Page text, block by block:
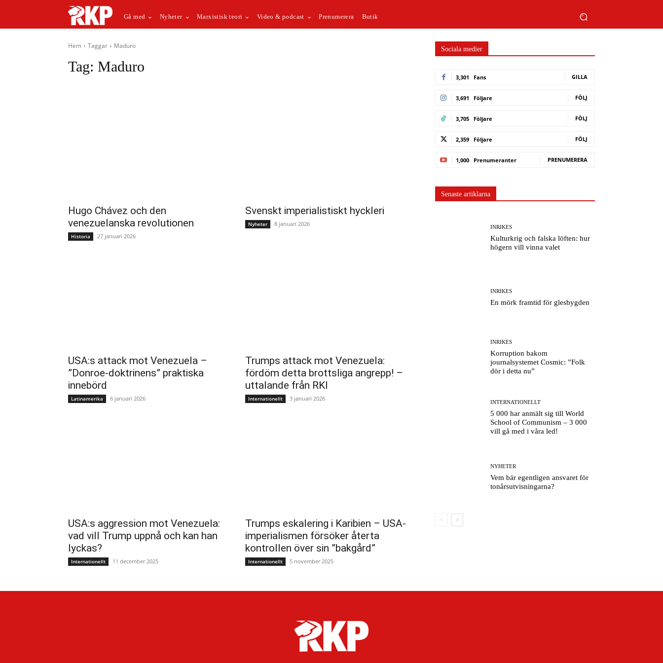
Gå med Nyheter Marxistisk teori Video & podcast Prenumerera Butik
Hem Taggar Maduro
Tag: Maduro
Hugo Chávez och den
venezuelanska revolutionen
Historia 27 januari 2026
Svenskt imperialistiskt hyckleri
Nyheter 8 januari 2026
USA:s attack mot Venezuela –
”Donroe-doktrinens” praktiska
innebörd
Latinamerika 6 januari 2026
Trumps attack mot Venezuela:
fördöm detta brottsliga angrepp! –
uttalande från RKI
Internationellt 3 januari 2026
USA:s aggression mot Venezuela:
vad vill Trump uppnå och kan han
lyckas?
Internationellt 11 december 2025
Trumps eskalering i Karibien – USA-
imperialismen försöker återta
kontrollen över sin ”bakgård”
Internationellt 5 november 2025
Sociala medier
3,301 Fans GILLA
3,691 Följare FÖLJ
3,705 Följare FÖLJ
2,359 Följare FÖLJ
1,000 Prenumeranter PRENUMERERA
Senaste artiklarna
INRIKES
Kulturkrig och falska löften: hur
högern vill vinna valet
INRIKES
En mörk framtid för glesbygden
INRIKES
Korruption bakom
journalsystemet Cosmic: ”Folk
dör i detta nu”
INTERNATIONELLT
5 000 har anmält sig till World
School of Communism – 3 000
vill gå med i våra led!
NYHETER
Vem bär egentligen ansvaret för
tonårsutvisningarna?